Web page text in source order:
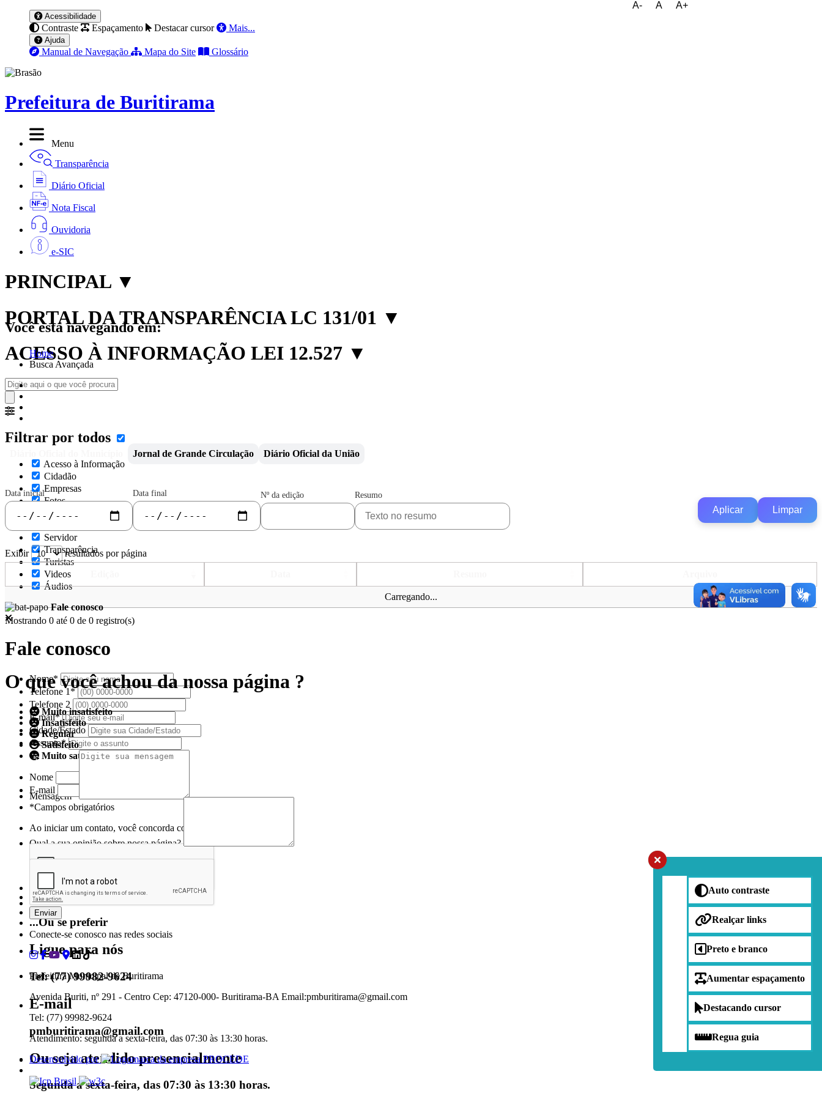
A- A A+
Acessibilidade
Contraste Espaçamento Destacar cursor Mais...
Ajuda
Manual de Navegação Mapa do Site Glossário
Prefeitura de Buritirama
Menu
Transparência
Diário Oficial
Nota Fiscal
Ouvidoria
e-SIC
PRINCIPAL ▼
PORTAL DA TRANSPARÊNCIA LC 131/01 ▼
ACESSO À INFORMAÇÃO LEI 12.527 ▼
Filtrar por todos
Acesso à Informação
Cidadão
Empresas
Fotos
Notícias
Servidor
Transparência
Turistas
Videos
Áudios
Auto contraste
Realçar links
Preto e branco
Aumentar espaçamento
Destacando cursor
Regua guia
Fale conosco
Fale conosco
Nome*
Telefone 1*
Telefone 2
E-mail*
Cidade/Estado
Assunto*
Mensagem*
*Campos obrigatórios
Ao iniciar um contato, você concorda com a
...Ou se preferir
Ligue para nós
Tel: (77) 99982-9624
E-mail
pmburitirama@gmail.com
Ou seja atendido presencialmente
Segunda a sexta-feira, das 07:30 às 13:30 horas.
Você está navegando em:
Home
Busca Avançada
Jornal de Grande Circulação Diário Oficial da União
Data inicial Data final Nº da edição Resumo
Aplicar Limpar
Exibir
resultados por página
Carregando...
Mostrando 0 até 0 de 0 registro(s)
O que você achou da nossa página ?
Muito insatisfeito
Insatisfeito
Regular
Satisfeito
Muito satisfeito
Nome
E-mail
Qual a sua opinião sobre nossa página?
Conecte-se conosco nas redes sociais
Prefeitura Municipal de Buritirama
Avenida Buriti, nº 291 - Centro Cep: 47120-000- Buritirama-BA Email:pmburitirama@gmail.com
Tel: (77) 99982-9624
Atendimento: segunda a sexta-feira, das 07:30 às 13:30 horas.
Desenvolvido por